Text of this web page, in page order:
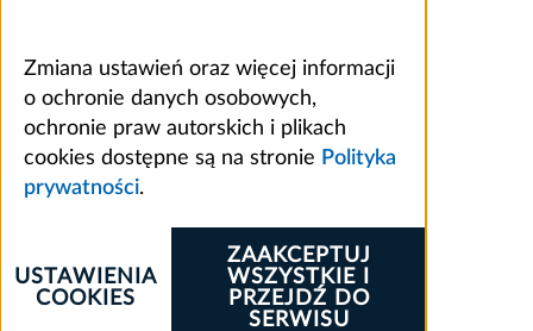
Zmiana ustawień oraz więcej informacji
o ochronie danych osobowych,
ochronie praw autorskich i plikach
cookies dostępne są na stronie Polityka
prywatności.
ZAAKCEPTUJ
WSZYSTKIE I
PRZEJDŹ DO
SERWISU
USTAWIENIA
COOKIES